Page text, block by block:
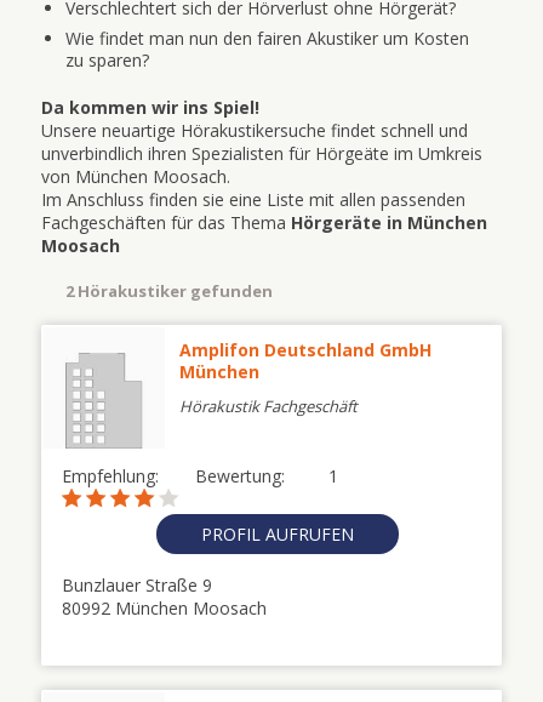
Verschlechtert sich der Hörverlust ohne Hörgerät?
Wie findet man nun den fairen Akustiker um Kosten
zu sparen?
Da kommen wir ins Spiel!
Unsere neuartige Hörakustikersuche findet schnell und
unverbindlich ihren Spezialisten für Hörgeäte im Umkreis
von München Moosach.
Im Anschluss finden sie eine Liste mit allen passenden
Fachgeschäften für das Thema Hörgeräte in München
Moosach
2 Hörakustiker gefunden
Amplifon Deutschland GmbH
München
Hörakustik Fachgeschäft
Empfehlung: 1
Bewertung:
PROFIL AUFRUFEN
Bunzlauer Straße 9
80992 München Moosach